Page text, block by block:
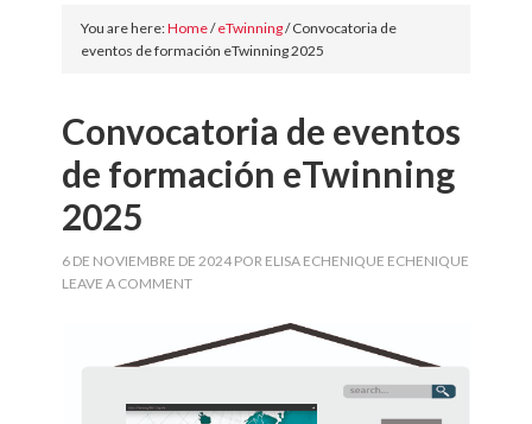
You are here:Home/eTwinning/Convocatoria de
eventos de formación eTwinning 2025
Convocatoria de eventos
de formación eTwinning
2025
6 DE NOVIEMBRE DE 2024 POR ELISA ECHENIQUE ECHENIQUE
LEAVE A COMMENT